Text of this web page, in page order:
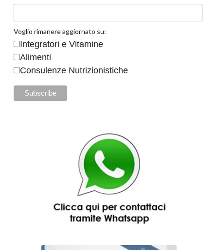
Voglio rimanere aggiornato su:
Integratori e Vitamine
Alimenti
Consulenze Nutrizionistiche